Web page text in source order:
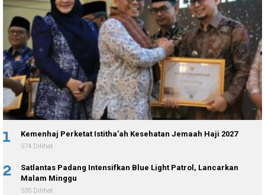
1 Kemenhaj Perketat Istitha’ah Kesehatan Jemaah Haji 2027
574 Dilihat
2
Satlantas Padang Intensifkan Blue Light Patrol, Lancarkan
Malam Minggu
535 Dilihat